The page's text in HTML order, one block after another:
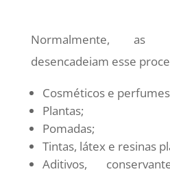
Normalmente, as
desencadeiam esse
Cosméticos e
Plantas;
Pomadas;
Tintas, látex e resinas
Aditivos,